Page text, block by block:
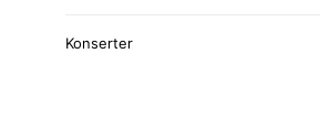
Konserter